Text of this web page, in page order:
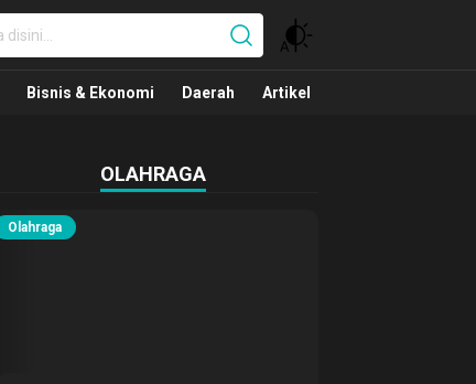
Bisnis & Ekonomi Daerah Artikel
OLAHRAGA
Olahraga